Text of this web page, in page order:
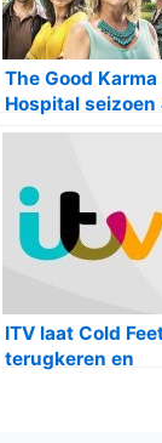
The Good Karma
Hospital seizoen
bij BBC First
ITV laat Cold
terugkeren en